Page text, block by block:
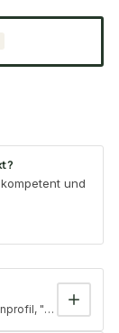
"Die
und